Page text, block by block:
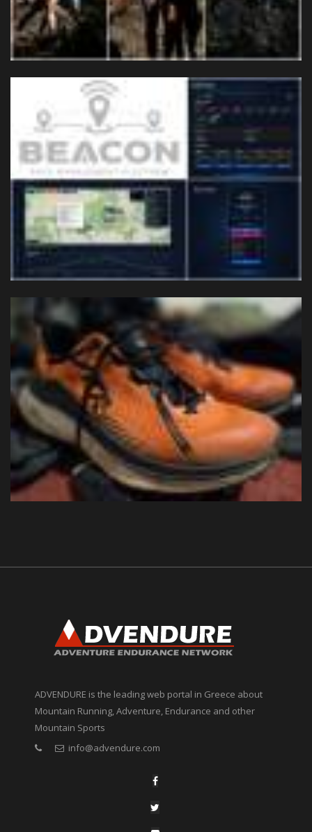
ADVENDURE is the leading web portal in Greece about
Mountain Running, Adventure, Endurance and other
Mountain Sports
info@advendure.com